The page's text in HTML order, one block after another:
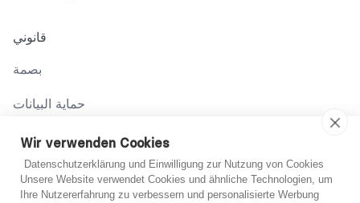
قانوني
بصمة
حماية البيانات
شروط
اتصل بنا
Wir verwenden Cookies
Datenschutzerklärung und Einwilligung zur Nutzung von Cookies
Unsere Website verwendet Cookies und ähnliche Technologien, um
Ihre Nutzererfahrung zu verbessern und personalisierte Werbung